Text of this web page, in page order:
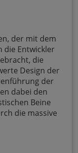
der mit dem
die Entwickler
die
Design der
der
dabei den
Beine
die massive